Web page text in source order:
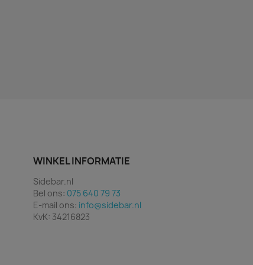
WINKEL INFORMATIE
Sidebar.nl
Bel ons: 075 640 79 73
E-mail ons: info@sidebar.nl
KvK: 34216823